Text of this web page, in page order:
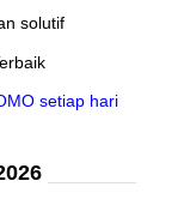
solutif
setiap hari